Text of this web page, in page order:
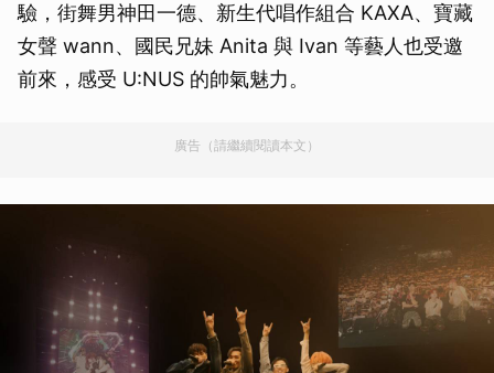
驗，街舞男神田一德、新生代唱作組合 KAXA、寶藏
女聲 wann、國民兄妹 Anita 與 Ivan 等藝人也受邀
前來，感受 U:NUS 的帥氣魅力。
廣告（請繼續閱讀本文）